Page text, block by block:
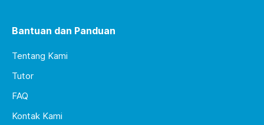
Bantuan dan Panduan
Tentang Kami
Tutor
FAQ
Kontak Kami